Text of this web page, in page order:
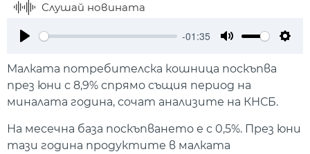
Слушай новината
-01:35
Малката потребителска кошница поскъпва
през юни с 8,9% спрямо същия период на
миналата година, сочат анализите на КНСБ.
На месечна база поскъпването е с 0,5%. През юни
тази година продуктите в малката